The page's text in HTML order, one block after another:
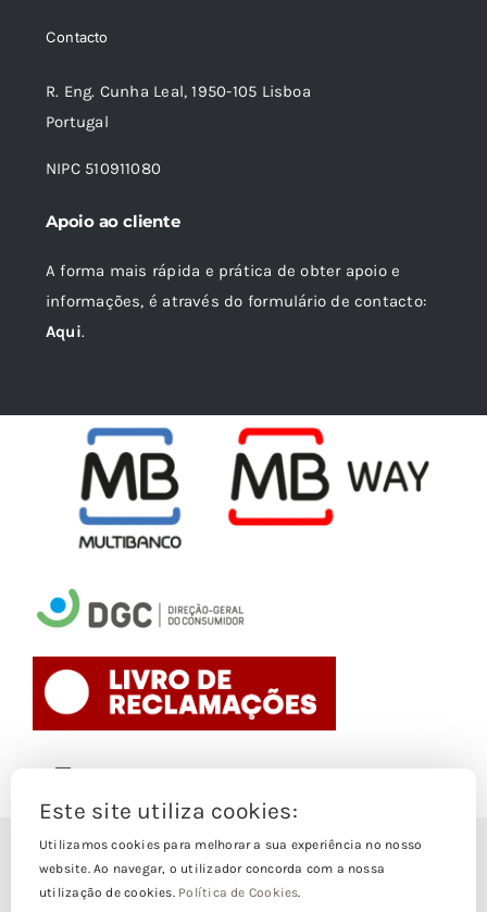
Contacto
R. Eng. Cunha Leal, 1950-105 Lisboa
Portugal
NIPC 510911080
Apoio ao cliente
A forma mais rápida e prática de obter apoio e
informações, é através do formulário de contacto:
Aqui.
Navigation
Termos e Condições
© Copyright 1988- 2026
Loja Edições Piaget byPiaget Ensino Superior
Este site utiliza cookies:
Utilizamos cookies para melhorar a sua experiência no nosso
website. Ao navegar, o utilizador concorda com a nossa
utilização de cookies. Política de Cookies.